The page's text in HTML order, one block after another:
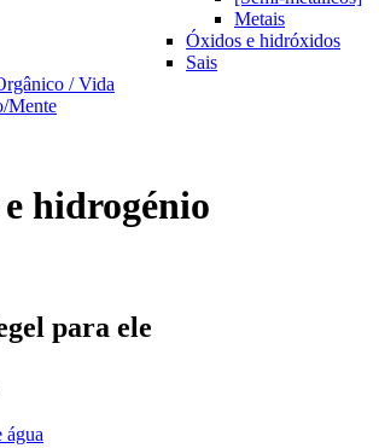
Metais
Óxidos e hidróxidos
Sais
/ Vida
Mente
hidrogénio
para ele
água